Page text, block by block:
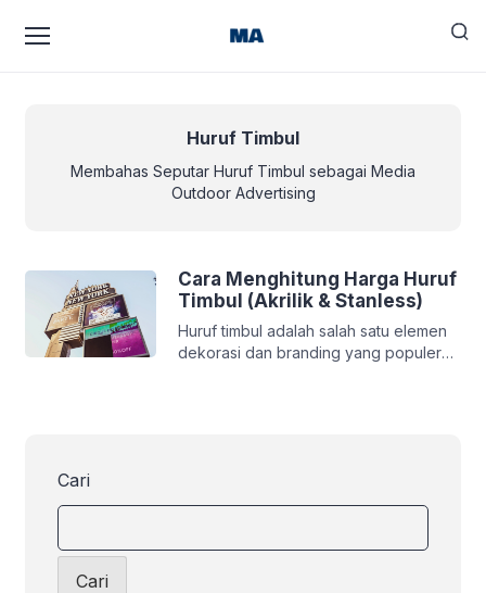
Huruf Timbul
Membahas Seputar Huruf Timbul sebagai Media
Outdoor Advertising
Cara Menghitung Harga Huruf
Timbul (Akrilik & Stanless)
Huruf timbul adalah salah satu elemen
dekorasi dan branding yang populer
Menghitung Huruf Timbul Berikut
membantu Anda melakukan
Cari
Cari